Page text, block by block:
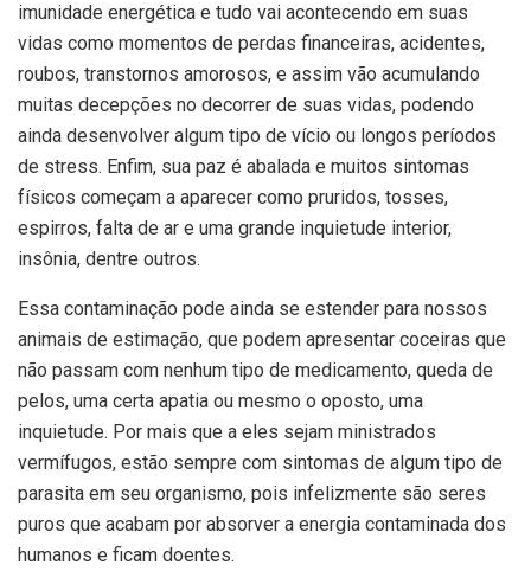
imunidade energética e tudo vai acontecendo em suas
vidas como momentos de perdas financeiras, acidentes,
roubos, transtornos amorosos, e assim vão acumulando
muitas decepções no decorrer de suas vidas, podendo
ainda desenvolver algum tipo de vício ou longos períodos
de stress. Enfim, sua paz é abalada e muitos sintomas
físicos começam a aparecer como pruridos, tosses,
espirros, falta de ar e uma grande inquietude interior,
insônia, dentre outros.
Essa contaminação pode ainda se estender para nossos
animais de estimação, que podem apresentar coceiras que
não passam com nenhum tipo de medicamento, queda de
pelos, uma certa apatia ou mesmo o oposto, uma
inquietude. Por mais que a eles sejam ministrados
vermífugos, estão sempre com sintomas de algum tipo de
parasita em seu organismo, pois infelizmente são seres
puros que acabam por absorver a energia contaminada dos
humanos e ficam doentes.